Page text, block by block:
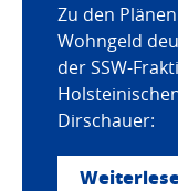
Zu den
Wohngeld
der SSW-
Dirschauer: